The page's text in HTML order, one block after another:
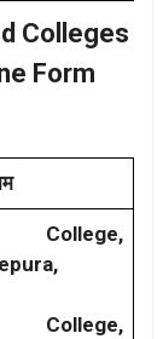
Colleges
Form
College,
College,